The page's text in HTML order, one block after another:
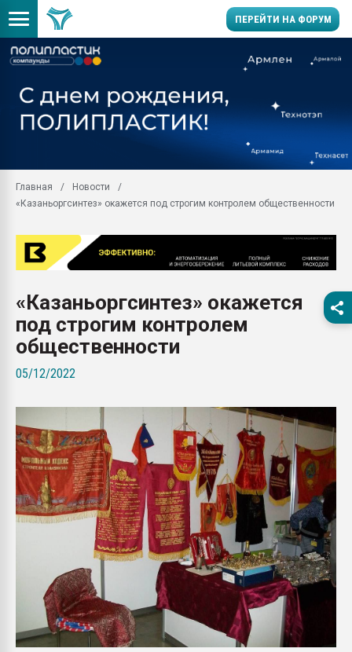
ПЕРЕЙТИ НА ФОРУМ
Подмосковье, Москва
первый план в
ситуацией на
Материал поверхности
Продам отходы
поликарбоната и АБС-
ПЕРЕЙТИ НА
Главная
Новости
«Казаньоргсинтез» окажется под строгим контролем общественности
«Казаньоргсинтез» окажется
под строгим контролем
общественности
05/12/2022